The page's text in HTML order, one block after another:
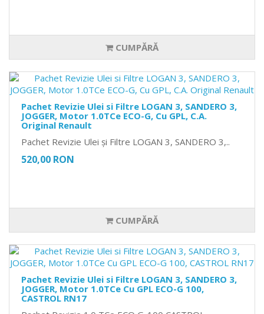
CUMPĂRĂ
Pachet Revizie Ulei si Filtre LOGAN 3, SANDERO 3,
JOGGER, Motor 1.0TCe ECO-G, Cu GPL, C.A.
Original Renault
Pachet Revizie Ulei și Filtre LOGAN 3, SANDERO 3,..
520,00 RON
CUMPĂRĂ
Pachet Revizie Ulei si Filtre LOGAN 3, SANDERO 3,
JOGGER, Motor 1.0TCe Cu GPL ECO-G 100,
CASTROL RN17